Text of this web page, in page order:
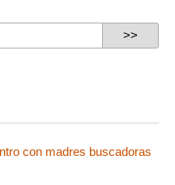
con madres buscadoras